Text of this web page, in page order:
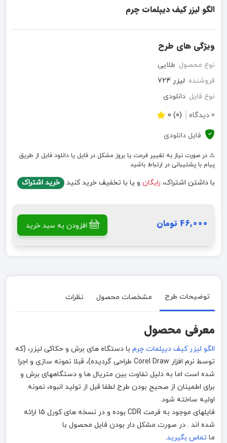
الگو لیزر کیف دیپلمات چرم
ویژگی های طرح
نوع محصول طلایی
فروشنده لیزر 724
نوع فایل دانلودی
0 دیدگاه
(0) 0
فایل دانلودی
⚠️ در صورت نیاز به تغییر فرمت یا بروز مشکل در فایل یا دانلود فایل از طریق
پیام با پشتیبانی در ارتباط باشید
با داشتن اشتراک، رایگان و یا با تخفیف خرید کنید خرید اشتراک
46,000 تومان افزودن به سبد خرید
توضیحات طرح مشخصات محصول نظرات
معرفی محصول
الگو لیزر کیف دیپلمات چرم با دستگاه های برش و حکاکی لیزر، (که
توسط نرم افزار Corel Draw طراحی گردیده)، قبلا نمونه سازی و اجرا
شده است اما به دلیل تفاوت بین متریال ها و دستگاههای برش و
برای اطمینان از صحیح بودن طرح لطفا قبل از تولید انبوه، نمونه
اولیه ساخته شود.
فایلهای موجود به فرمت CDR بوده و در نسخه های کورل 15 ارائه
شده اند . در صورت مشکل دار بودن فایل محصول با
ما تماس بگیرید.